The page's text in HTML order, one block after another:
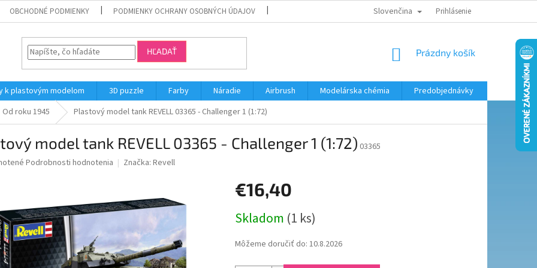
OBCHODNÉ PODMIENKY PODMIENKY OCHRANY OSOBNÝCH ÚDAJOV MODELÁRSKY KRÚŽOK
Slovenčina Prihlásenie
HĽADAŤ
NÁKUPNÝ
Prázdny košík
k plastovým modelom 3D puzzle Farby Náradie Airbrush Modelárska chémia
Predobjednávky
Od roku 1945 Plastový model tank REVELL 03365 - Challenger 1 (1:72)
model tank REVELL 03365 - Challenger 1 (1:72) 03365
Podrobnosti hodnotenia Značka: Revell
€16,40
cena:
Skladom (1 ks)
Môžeme doručiť do: 10.8.2026